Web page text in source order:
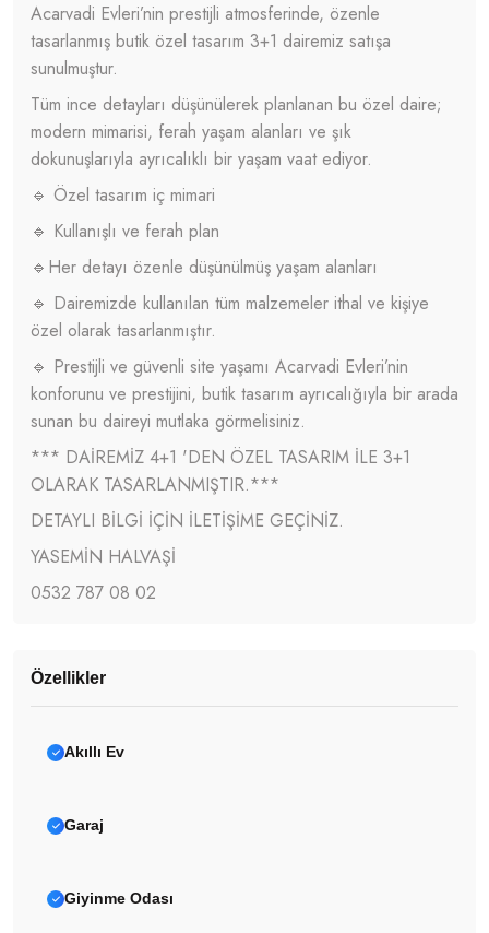
Acarvadi Evleri’nin prestijli atmosferinde, özenle
tasarlanmış butik özel tasarım 3+1 dairemiz satışa
sunulmuştur.
Tüm ince detayları düşünülerek planlanan bu özel daire;
modern mimarisi, ferah yaşam alanları ve şık
dokunuşlarıyla ayrıcalıklı bir yaşam vaat ediyor.
🔹 Özel tasarım iç mimari
🔹 Kullanışlı ve ferah plan
🔹Her detayı özenle düşünülmüş yaşam alanları
🔹 Dairemizde kullanılan tüm malzemeler ithal ve kişiye
özel olarak tasarlanmıştır.
🔹 Prestijli ve güvenli site yaşamı Acarvadi Evleri’nin
konforunu ve prestijini, butik tasarım ayrıcalığıyla bir arada
sunan bu daireyi mutlaka görmelisiniz.
*** DAİREMİZ 4+1 'DEN ÖZEL TASARIM İLE 3+1
OLARAK TASARLANMIŞTIR.***
DETAYLI BİLGİ İÇİN İLETİŞİME GEÇİNİZ.
YASEMİN HALVAŞİ
0532 787 08 02
Özellikler
Akıllı Ev
Garaj
Giyinme Odası